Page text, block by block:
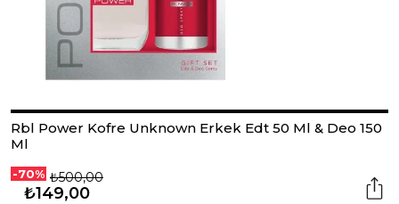
Rbl Power Kofre Unknown Erkek Edt 50 Ml & Deo 150
Ml
-70% ₺500,00
₺149,00